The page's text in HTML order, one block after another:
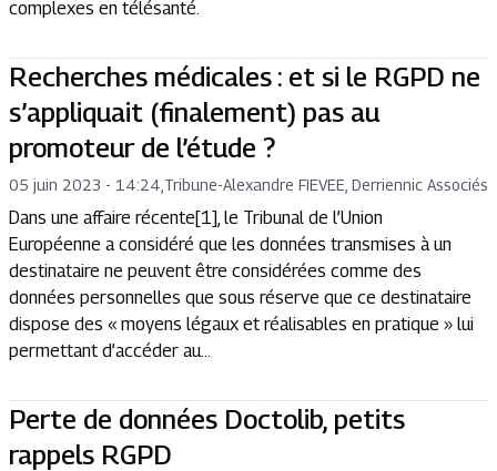
complexes en télésanté.
Recherches médicales : et si le RGPD ne
s’appliquait (finalement) pas au
promoteur de l’étude ?
05 juin 2023 - 14:24 Tribune-Alexandre FIEVEE, Derriennic Associés
Dans une affaire récente[1], le Tribunal de l’Union
Européenne a considéré que les données transmises à un
destinataire ne peuvent être considérées comme des
données personnelles que sous réserve que ce destinataire
dispose des « moyens légaux et réalisables en pratique » lui
permettant d’accéder au...
Perte de données Doctolib, petits
rappels RGPD